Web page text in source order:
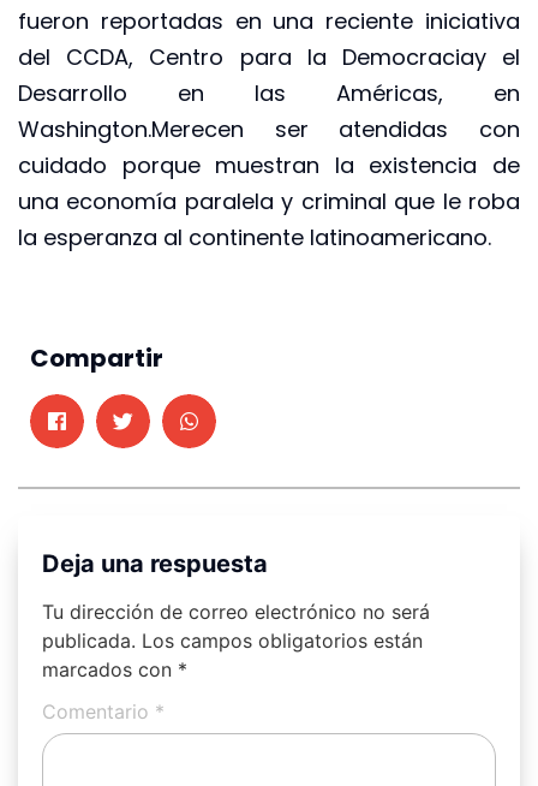
fueron reportadas en una reciente iniciativa
del CCDA, Centro para la Democraciay el
Desarrollo en las Américas, en
Washington.Merecen ser atendidas con
cuidado porque muestran la existencia de
una economía paralela y criminal que le roba
la esperanza al continente latinoamericano.
Compartir
Deja una respuesta
Tu dirección de correo electrónico no será
publicada. Los campos obligatorios están
marcados con *
Comentario *